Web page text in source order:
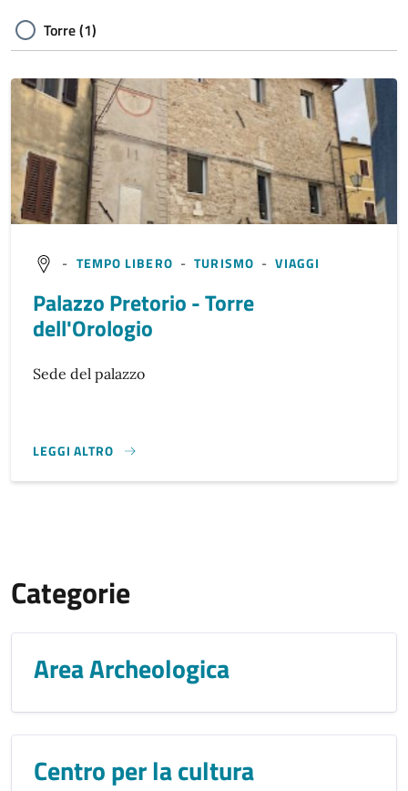
Torre (1)
- TEMPO LIBERO -TURISMO -VIAGGI
Palazzo Pretorio - Torre
dell'Orologio
Sede del palazzo
LEGGI ALTRO
}
Categorie
Area Archeologica
Centro per la cultura